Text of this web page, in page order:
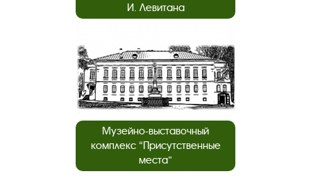
И. Левитана
Музейно-выставочный
комплекс “Присутственные
места”